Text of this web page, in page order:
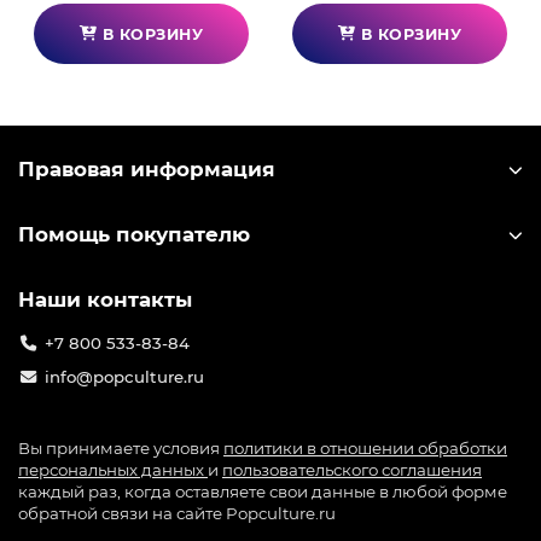
В КОРЗИНУ В КОРЗИНУ
Правовая информация
Помощь покупателю
Наши контакты
+7 800 533-83-84
info@popculture.ru
Вы принимаете условия политики в отношении обработки
персональных данных и пользовательского соглашения
каждый раз, когда оставляете свои данные в любой форме
обратной связи на сайте Popculture.ru